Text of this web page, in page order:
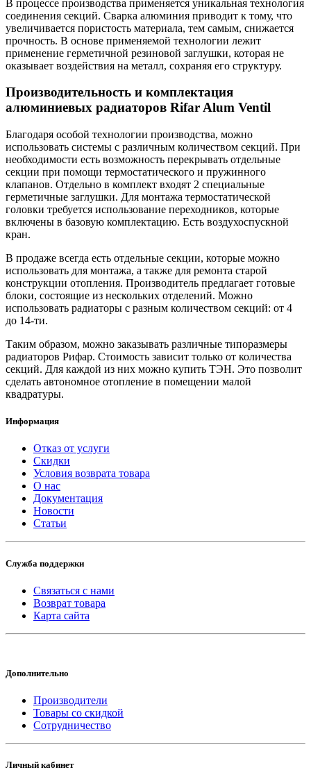
В процессе производства применяется уникальная технология
соединения секций. Сварка алюминия приводит к тому, что
увеличивается пористость материала, тем самым, снижается
прочность. В основе применяемой технологии лежит
применение герметичной резиновой заглушки, которая не
оказывает воздействия на металл, сохраняя его структуру.
Производительность и комплектация
алюминиевых радиаторов Rifar Alum Ventil
Благодаря особой технологии производства, можно
использовать системы с различным количеством секций. При
необходимости есть возможность перекрывать отдельные
секции при помощи термостатического и пружинного
клапанов. Отдельно в комплект входят 2 специальные
герметичные заглушки. Для монтажа термостатической
головки требуется использование переходников, которые
включены в базовую комплектацию. Есть воздухоспускной
кран.
В продаже всегда есть отдельные секции, которые можно
использовать для монтажа, а также для ремонта старой
конструкции отопления. Производитель предлагает готовые
блоки, состоящие из нескольких отделений. Можно
использовать радиаторы с разным количеством секций: от 4
до 14-ти.
Таким образом, можно заказывать различные типоразмеры
радиаторов Рифар. Стоимость зависит только от количества
секций. Для каждой из них можно купить ТЭН. Это позволит
сделать автономное отопление в помещении малой
квадратуры.
Информация
Отказ от услуги
Скидки
Условия возврата товара
О нас
Документация
Новости
Статьи
Служба поддержки
Связаться с нами
Возврат товара
Карта сайта
Дополнительно
Производители
Товары со скидкой
Сотрудничество
Личный кабинет